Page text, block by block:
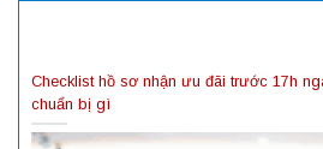
Checklist hồ sơ nhận ưu đãi trước 17h
chuẩn bị gì